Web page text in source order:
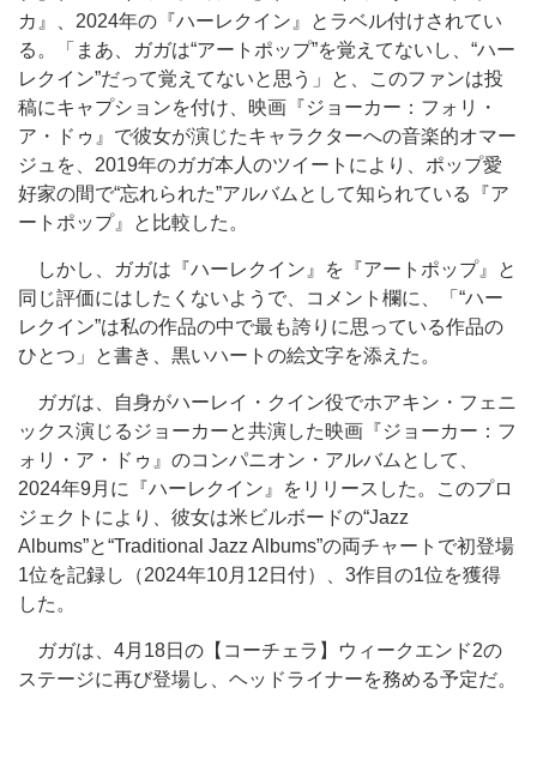
カ』、2024年の『ハーレクイン』とラベル付けされてい
る。「まあ、ガガは“アートポップ”を覚えてないし、“ハー
レクイン”だって覚えてないと思う」と、このファンは投
稿にキャプションを付け、映画『ジョーカー：フォリ・
ア・ドゥ』で彼女が演じたキャラクターへの音楽的オマー
ジュを、2019年のガガ本人のツイートにより、ポップ愛
好家の間で“忘れられた”アルバムとして知られている『ア
ートポップ』と比較した。
しかし、ガガは『ハーレクイン』を『アートポップ』と
同じ評価にはしたくないようで、コメント欄に、「“ハー
レクイン”は私の作品の中で最も誇りに思っている作品の
ひとつ」と書き、黒いハートの絵文字を添えた。
ガガは、自身がハーレイ・クイン役でホアキン・フェニ
ックス演じるジョーカーと共演した映画『ジョーカー：フ
ォリ・ア・ドゥ』のコンパニオン・アルバムとして、
2024年9月に『ハーレクイン』をリリースした。このプロ
ジェクトにより、彼女は米ビルボードの“Jazz
Albums”と“Traditional Jazz Albums”の両チャートで初登場
1位を記録し（2024年10月12日付）、3作目の1位を獲得
した。
ガガは、4月18日の【コーチェラ】ウィークエンド2の
ステージに再び登場し、ヘッドライナーを務める予定だ。